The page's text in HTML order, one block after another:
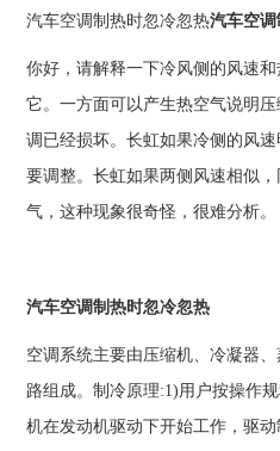
汽车空调制热时忽冷忽热汽车空
你好，请解释一下冷风侧的风速
它。一方面可以产生热空气说明
调已经损坏。长虹如果冷侧的风
要调整。长虹如果两侧风速相似
气，这种现象很奇怪，很难分析。
汽车空调制热时忽冷忽热
空调系统主要由压缩机、冷凝器
路组成。制冷原理:1)用户按操作
机在发动机驱动下开始工作，驱动